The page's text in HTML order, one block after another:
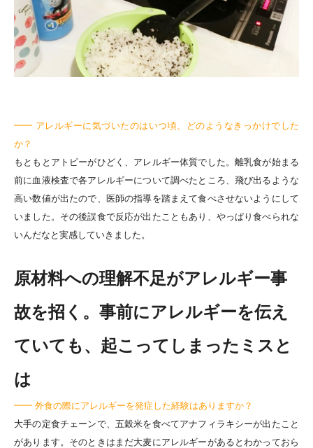
━━ アレルギーに気づいたのはいつ頃、どのようなきっかけでした
か？
もともとアトピーがひどく、アレルギー体質でした。離乳食が始まる
前に血液検査で各アレルギーについて調べたところ、飛び出るような
高い数値が出たので、医師の指導を踏まえて食べさせないようにして
いました。その後誤食で反応が出たこともあり、やっぱり食べられな
いんだなと実感していきました。
原材料への理解不足がアレルギー事
故を招く。事前にアレルギーを伝え
ていても、起こってしまったミスと
は
━━ 外食の際にアレルギーを発症した経験はありますか？
大手の定食チェーンで、五穀米を食べてアナフィラキシーが出たこと
があります。そのときはまだ大麦にアレルギーがあるとわかっておら